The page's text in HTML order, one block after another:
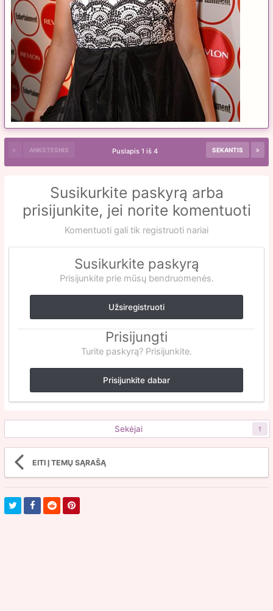
ANKSTESNIS SEKANTIS
Puslapis 1 iš 4
Susikurkite paskyrą arba
prisijunkite, jei norite komentuoti
Komentuoti gali tik registruoti nariai
Susikurkite paskyrą
Prisijunkite prie mūsų bendruomenės.
Užsiregistruoti
Prisijungti
Turite paskyrą? Prisijunkite.
Prisijunkite dabar
Sekėjai 1
EITI Į TEMŲ SĄRAŠĄ